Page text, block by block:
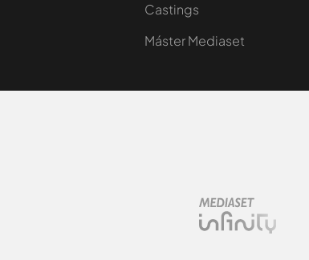
Castings
Máster Mediaset